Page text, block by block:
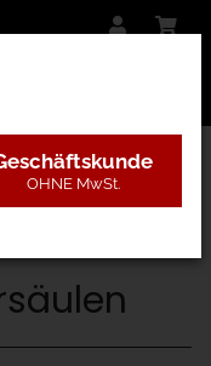
OHNE MwSt.